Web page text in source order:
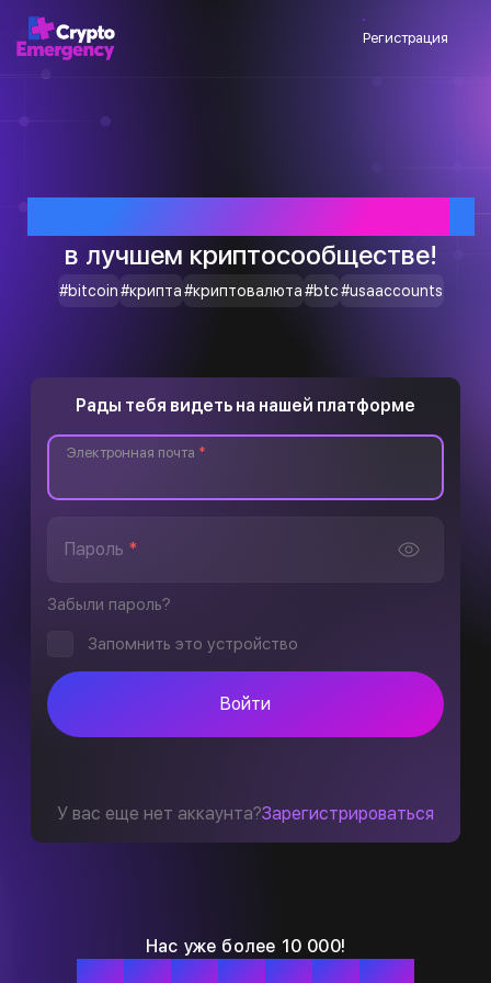
Регистрация
в лучшем криптосообществе!
#bitcoin#крипта#криптовалюта#btc#usaaccounts
Нас уже более 10 000!
Рады тебя видеть на нашей платформе
Электронная почта *
Пароль *
Забыли пароль?
Запомнить это устройство
Войти
У вас еще нет аккаунта?Зарегистрироваться